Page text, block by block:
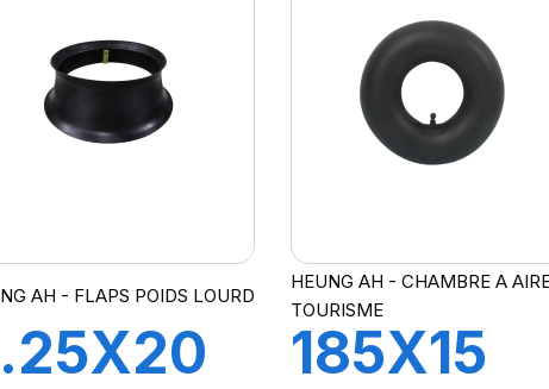
AH - FLAPS POIDS LOURD
HEUNG AH - CHAMBRE A
TOURISME
185X15